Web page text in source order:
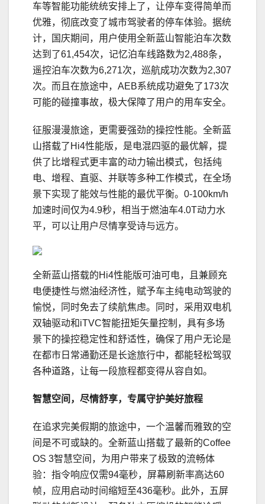
车等智能功能统统安排上了，让停车变得简单而
优雅，彻底改变了城市驾驶者的停车体验。据统
计，国庆期间，用户使用全新蓝山智能泊车次数
达到了61,454次，记忆泊车线路数为2,488条，
遥控泊车次数为6,271次，巡航成功次数为2,307
次。而且在旅途中，AEB系统成功避免了173次
可能的碰撞事故，极大保障了用户的用车安全。
征服漫漫旅途，更需要强劲的操控性能。全新蓝
山搭载了Hi4性能版，是电混四驱的最优解，提
供了比增程式更丰富的动力输出模式，包括纯
电、增程、直驱、并联等多种工作模式，在全场
景下实现了能效与性能的最优平衡。0-100km/h
加速时间仅为4.9秒，相当于燃油车4.0T动力水
平，可以让用户尽情享受诗与远方。
全新蓝山搭载的Hi4性能版可油可电，且兼顾充
电便捷性与燃油经济性，赋予车主纯电动驾驶的
愉悦，同时免去了续航焦虑。同时，采用双电机
双轴驱动和iTVC智能扭矩矢量控制，具有多场
景下的操控稳定性和舒适性，确保了用户无论是
在都市日常通勤还是长途旅行中，都能轻松驾驭
各种道路，让每一段旅程都变得从容自如。
智慧空间，尽情舒享，专属守护美好旅程
在追求完美假期的旅途中，一个温馨而雅致的空
间是不可或缺的。全新蓝山搭载了最新的Coffee
OS 3智慧空间，为用户带来了极致的流畅体
验：指令响应仅需94毫秒，屏幕刷新率高达60
帧，应用启动时间缩短至436毫秒。此外，五屏